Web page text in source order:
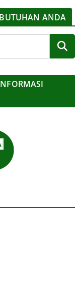
ANDA